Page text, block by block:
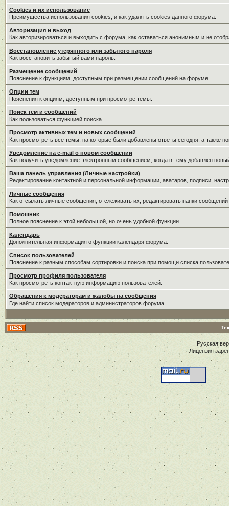
Cookies и их использование
Преимущества использования cookies, и как удалять cookies данного форума.
Авторизация и выход
Как авторизироваться и выходить с форума, как оставаться анонимным и не
Восстановление утерянного или забытого пароля
Как восстановить забытый вами пароль.
Размещение сообщений
Пояснение к функциям, доступным при размещении сообщений на форуме.
Опции тем
Пояснения к опциям, доступным при просмотре темы.
Поиск тем и сообщений
Как пользоваться функцией поиска.
Просмотр активных тем и новых сообщений
Как просмотреть все темы, на которые были добавлены ответы сегодня, а также
Уведомление на е-mail о новом сообщении
Как получить уведомление электронным сообщением, когда в тему добавлен
Ваша панель управления (Личные настройки)
Редактирование контактной и персональной информации, аватаров, подписи,
Личные сообщения
Как отсылать личные сообщения, отслеживать их, редактировать папки
Помошник
Полное пояснение к этой небольшой, но очень удобной функции
Календарь
Дополнительная информация о функции календаря форума.
Список пользователей
Пояснение к разным способам сортировки и поиска при помощи списка
Просмотр профиля пользователя
Как просмотреть контактную информацию пользователей.
Обращения к модераторам и жалобы на сообщения
Где найти список модераторов и администраторов форума.
Русская
Лицензия